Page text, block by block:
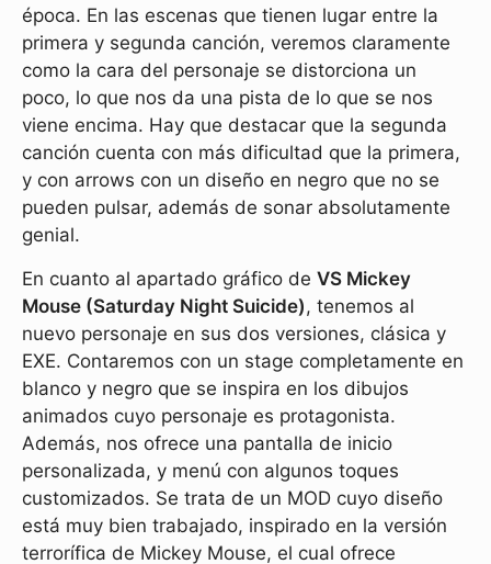
época. En las escenas que tienen lugar entre la
primera y segunda canción, veremos claramente
como la cara del personaje se distorciona un
poco, lo que nos da una pista de lo que se nos
viene encima. Hay que destacar que la segunda
canción cuenta con más dificultad que la primera,
y con arrows con un diseño en negro que no se
pueden pulsar, además de sonar absolutamente
genial.
En cuanto al apartado gráfico de VS Mickey
Mouse (Saturday Night Suicide), tenemos al
nuevo personaje en sus dos versiones, clásica y
EXE. Contaremos con un stage completamente en
blanco y negro que se inspira en los dibujos
animados cuyo personaje es protagonista.
Además, nos ofrece una pantalla de inicio
personalizada, y menú con algunos toques
customizados. Se trata de un MOD cuyo diseño
está muy bien trabajado, inspirado en la versión
terrorífica de Mickey Mouse, el cual ofrece